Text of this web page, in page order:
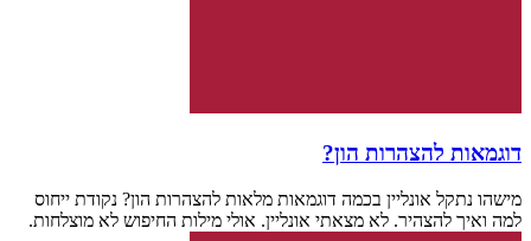
דוגמאות להצהרות הון?
מישהו נתקל אונליין בכמה דוגמאות מלאות להצהרות הון? נקודת ייחוס
למה ואיך להצהיר. לא מצאתי אונליין. אולי מילות החיפוש לא מוצלחות.